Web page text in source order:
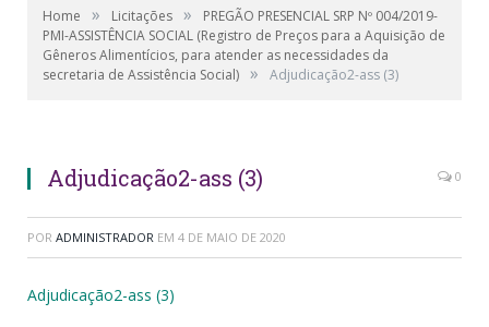
Home » Licitações »
PREGÃO PRESENCIAL SRP Nº 004/2019-
PMI-ASSISTÊNCIA SOCIAL (Registro de Preços para a Aquisição de
Gêneros Alimentícios, para atender as necessidades da
secretaria de Assistência Social) » Adjudicação2-ass (3)
Adjudicação2-ass (3) 0
POR ADMINISTRADOR EM 4 DE MAIO DE 2020
Adjudicação2-ass (3)